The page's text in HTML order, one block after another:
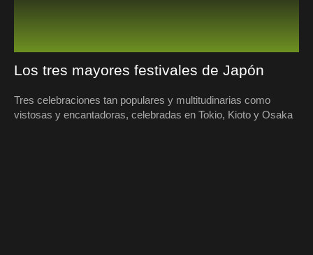
Los tres mayores festivales de Japón
Tres celebraciones tan populares y multitudinarias como
vistosas y encantadoras, celebradas en Tokio, Kioto y Osaka